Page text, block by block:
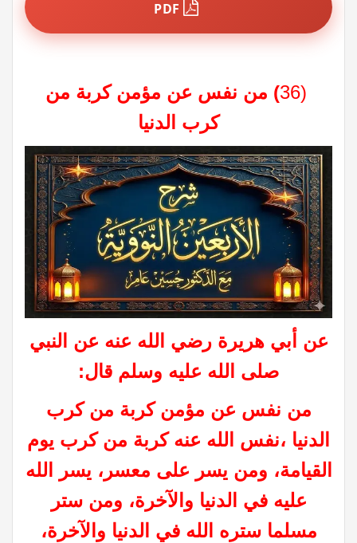
(36
) من نفس عن مؤمن كربة من
كرب الدنيا
عن أبي هريرة رضي الله عنه عن النبي
صلى الله عليه وسلم قال:
من نفس عن مؤمن كربة من كرب
الدنيا ،نفس الله عنه كربة من كرب يوم
القيامة، ومن يسر على معسر، يسر الله
عليه في الدنيا والآخرة، ومن ستر
مسلما ستره الله في الدنيا والآخرة،